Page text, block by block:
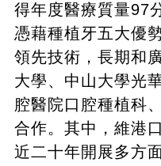
得年度醫療質量97
憑藉種植牙五大優
領先技術，長期和
大學、中山大學光
腔醫院口腔種植科
合作。其中，維港
近二十年開展多方